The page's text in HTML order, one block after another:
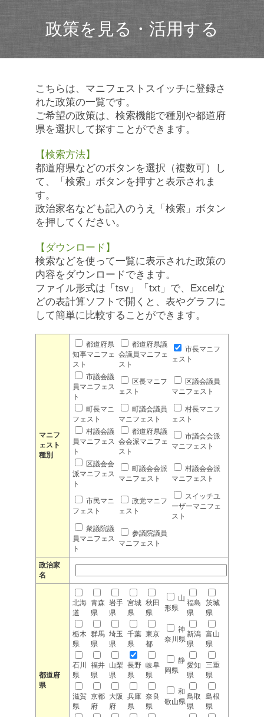
政策を見る・活用する
こちらは、マニフェストスイッチに登録さ
れた政策の一覧です。
ご希望の政策は、検索機能で種別や都道府
県を選択して探すことができます。
【検索方法】
都道府県などのボタンを選択（複数可）し
て、「検索」ボタンを押すと表示されま
す。
政治家名なども記入のうえ「検索」ボタン
を押してください。
【ダウンロード】
検索などを使って一覧に表示された政策の
内容をダウンロードできます。
ファイル形式は「tsv」「txt」で、Excelな
どの表計算ソフトで開くと、表やグラフに
して簡単に比較することができます。
マニフ
ェスト
種別
都道府県
知事マニフェ
スト
都道府県議
会議員マニフェ
スト
市長マニフ
ェスト
市議会議
員マニフェス
ト
区長マニフ
ェスト
区議会議員
マニフェスト
町長マニ
フェスト
町議会議員
マニフェスト
村長マニフ
ェスト
村議会議
員マニフェス
ト
都道府県議
会会派マニフェ
スト
市議会会派
マニフェスト
区議会会
派マニフェス
ト
町議会会派
マニフェスト
村議会会派
マニフェスト
市民マニ
フェスト
政党マニフ
ェスト
スイッチユ
ーザーマニフェ
スト
衆議院議
員マニフェス
ト
参議院議員
マニフェスト
政治家
名
都道府
県
北海
道
青森
県
岩手
県
宮城
県
秋田
県
山
形県
福島
県
茨城
県
栃木
県
群馬
県
埼玉
県
千葉
県
東京
都
神
奈川県
新潟
県
富山
県
石川
県
福井
県
山梨
県
長野
県
岐阜
県
静
岡県
愛知
県
三重
県
滋賀
県
京都
府
大阪
府
兵庫
県
奈良
県
和
歌山県
鳥取
県
島根
県